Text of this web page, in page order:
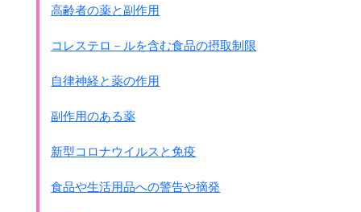
条約の発効にともなって、
その中に化学兵器について
抜き打ち検査もできる委員会が出来ました。
その責任者である査察局長に日本人が決まりました。
自衛隊員が国際機関の常勤幹部になるのは初めてのことで
このことの是非は別として、
高齢者の薬と副作用
コレステロ－ルを含む食品の摂取制限
自律神経と薬の作用
副作用のある薬
新型コロナウイルスと免疫
食品や生活用品への警告や摘発